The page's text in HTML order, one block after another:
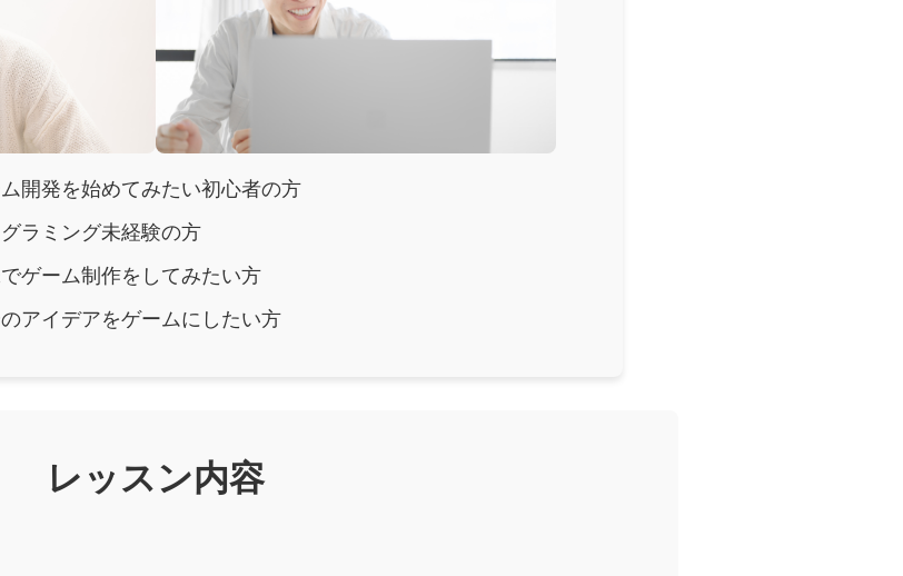
開発を始めてみたい初心者の方
ラミング未経験の方
ゲーム制作をしてみたい方
アイデアをゲームにしたい方
レッスン内容